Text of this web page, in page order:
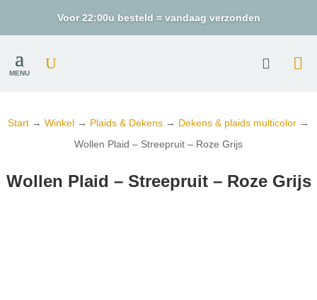
Voor 22:00u besteld = vandaag verzonden
MENU
Start → Winkel → Plaids & Dekens → Dekens & plaids multicolor →
Wollen Plaid – Streepruit – Roze Grijs
Wollen Plaid – Streepruit – Roze Grijs